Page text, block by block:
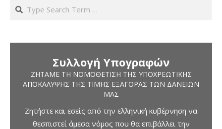
Search
Συλλογή Υπογραφών
ΖΗΤΆΜΕ ΤΗ ΝΟΜΟΘΈΤΙΣΗ ΤΗΣ ΥΠΟΧΡΕΩΤΙΚΉΣ
ΑΠΟΚΆΛΥΨΗΣ ΤΗΣ ΤΙΜΉΣ ΕΞΑΓΟΡΆΣ ΤΩΝ ΔΑΝΕΊΩΝ
ΜΑΣ
Ζητήστε και εσείς από την ελληνική κυβέρνηση να
θεσπιστεί άμεσα νόμος που θα επιβάλλει την